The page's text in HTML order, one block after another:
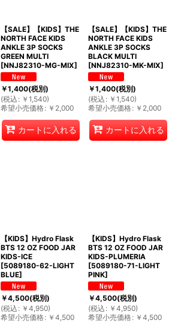
【SALE】【KIDS】THE
NORTH FACE KIDS
ANKLE 3P SOCKS
GREEN MULTI
[NNJ82310-MG-MIX]
￥1,400(税別)
(税込 : ￥ 1,540)
希望小売価格: ￥ 2,000
カートに入れる
【SALE】【KIDS】THE
NORTH FACE KIDS
ANKLE 3P SOCKS
BLACK MULTI
[NNJ82310-MK-MIX]
￥1,400(税別)
(税込 : ￥ 1,540)
希望小売価格: ￥ 2,000
カートに入れる
【KIDS】Hydro Flask
BTS 12 OZ FOOD JAR
KIDS-ICE
[5089180-62-LIGHT
BLUE]
￥4,500(税別)
(税込 : ￥ 4,950)
希望小売価格: ￥ 4,500
【KIDS】Hydro Flask
BTS 12 OZ FOOD JAR
KIDS-PLUMERIA
[5089180-71-LIGHT
PINK]
￥4,500(税別)
(税込 : ￥ 4,950)
希望小売価格: ￥ 4,500